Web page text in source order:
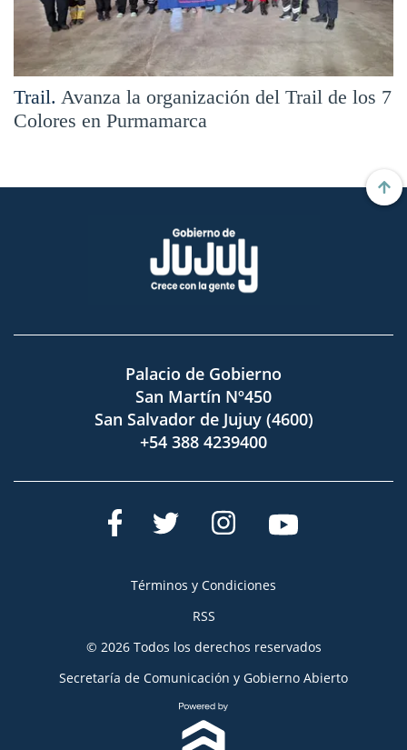
Trail. Avanza la organización del Trail de los 7
Colores en Purmamarca
Palacio de Gobierno
San Martín Nº450
San Salvador de Jujuy (4600)
+54 388 4239400
Términos y Condiciones
RSS
© 2026 Todos los derechos reservados
Secretaría de Comunicación y Gobierno Abierto